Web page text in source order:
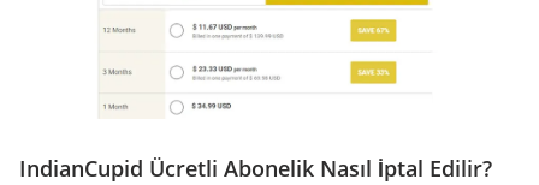
IndianCupid Ücretli Abonelik Nasıl İptal Edilir?